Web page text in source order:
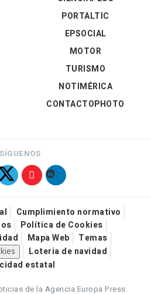
PORTALTIC
EPSOCIAL
MOTOR
TURISMO
NOTIMÉRICA
CONTACTOPHOTO
SÍGUENOS
Cumplimiento normativo
Política de Cookies
Mapa Web
Temas
Loteria de navidad
estatal
de la Agencia Europa Press.